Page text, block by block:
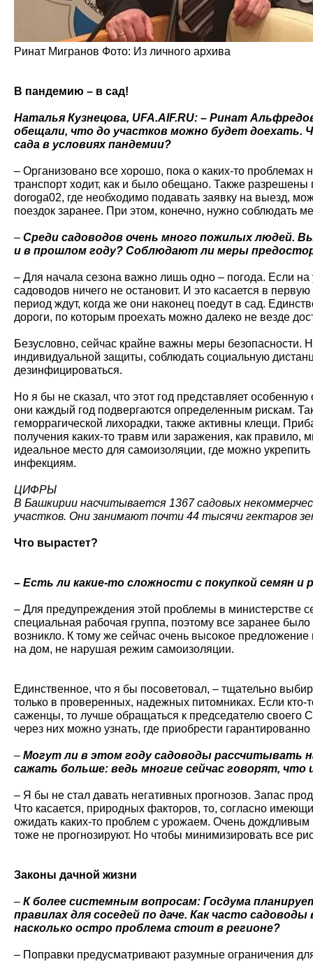
Ринат Мигранов Фото: Из личного архива
В пандемию – в сад!
Наталья Кузнецова, UFA.AIF.RU: – Ринат
обещали, что до участков можно будет доехать.
сада в условиях пандемии?
– Организовано все хорошо, пока о каких-то
транспорт ходит, как и было обещано. Также
doroga02, где необходимо подавать заявку на выезд,
поездок заранее. При этом, конечно, нужно соблюдать
– Среди садоводов очень много пожилых людей.
и в прошлом году? Соблюдают ли меры
– Для начала сезона важно лишь одно – погода. Если на
садоводов ничего не остановит. И это касается в
период ждут, когда же они наконец поедут в сад.
дороги, по которым проехать можно далеко не везде
Безусловно, сейчас крайне важны меры безопасности.
индивидуальной защиты, соблюдать социальную
дезинфицироваться.
Но я бы не сказал, что этот год представляет
они каждый год подвергаются определенным рискам.
геморрагической лихорадки, также активны клещи.
получения каких-то травм или заражения, как правило,
идеальное место для самоизоляции, где можно
инфекциям.
ЦИФРЫ
В Башкирии насчитывается 1367 садовых
участков. Они занимают почти 44 тысячи гектаров
Что вырастет?
– Есть ли какие-то сложности с покупкой семян и
– Для предупреждения этой проблемы в министерстве
специальная рабочая группа, поэтому все заранее
возникло. К тому же сейчас очень высокое
на дом, не нарушая режим самоизоляции.
Единственное, что я бы посоветовал, – тщательно
только в проверенных, надежных питомниках. Если кто-
саженцы, то лучше обращаться к председателю
через них можно узнать, где приобрести
– Могут ли в этом году садоводы рассчитывать
сажать больше: ведь многие сейчас говорят, что
– Я бы не стал давать негативных прогнозов. Запас
Что касается, природных факторов, то, согласно
ожидать каких-то проблем с урожаем. Очень дождливым
тоже не прогнозируют. Но чтобы минимизировать все
Законы дачной жизни
– К более системным вопросам: Госдума
правилах для соседей по даче. Как часто
насколько остро проблема стоит в регионе?
– Поправки предусматривают разумные ограничения